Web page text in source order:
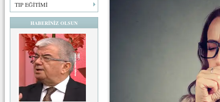
TIP EĞİTİMİ
HABERİNİZ OLSUN